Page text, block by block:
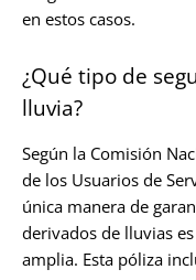
en estos casos.
¿Qué tipo de
lluvia?
Según la Comisión
de los Usuarios de
única manera de
derivados de lluvias
amplia. Esta póliza